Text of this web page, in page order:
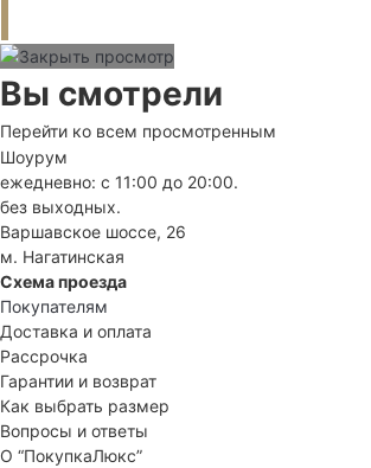
Вы смотрели
Перейти ко всем просмотренным
Шоурум
ежедневно: с 11:00 до 20:00.
без выходных.
Варшавское шоссе, 26
м. Нагатинская
Схема проезда
Покупателям
Доставка и оплата
Рассрочка
Гарантии и возврат
Как выбрать размер
Вопросы и ответы
О “ПокупкаЛюкс”